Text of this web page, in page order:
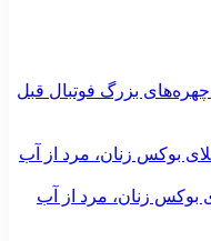
بزرگ فوتبال قبل
بوکس زنان، مرد از آب